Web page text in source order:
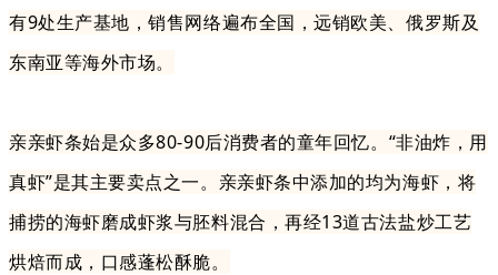
有9处生产基地，销售网络遍布全国，远销欧美、俄罗斯及
东南亚等海外市场。
亲亲虾条始是众多80-90后消费者的童年回忆。“非油炸，用
真虾”是其主要卖点之一。亲亲虾条中添加的均为海虾，将
捕捞的海虾磨成虾浆与胚料混合，再经13道古法盐炒工艺
烘焙而成，口感蓬松酥脆。